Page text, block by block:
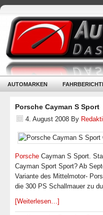
AUTOMARKEN
Porsche Cayman S Sport
4. August 2008 By
Porsche Cayman S Sport.
Cayman Sport Sport? Ab
Variante des Mittelmotor-
die 300 PS Schallmauer zu
[Weiterlesen…]